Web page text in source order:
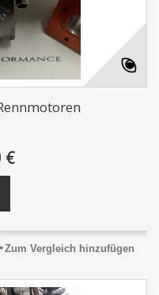
€
Zum Vergleich hinzufügen